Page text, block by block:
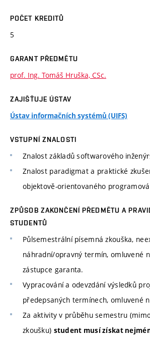
POČET KREDITŮ
5
GARANT PŘEDMĚTU
prof. Ing. Tomáš Hruška, CSc.
ZAJIŠŤUJE ÚSTAV
Ústav informačních systémů (UIFS)
VSTUPNÍ ZNALOSTI
Znalost základů softwarového
Znalost paradigmat a praktické
objektově-orientovaného
ZPŮSOB ZAKONČENÍ PŘEDMĚTU A
STUDENTŮ
Půlsemestrální písemná zkouška,
náhradní/opravný termín, omluvené
zástupce garanta.
Vypracování a odevzdání výsledků
předepsaných termínech, omluvené
Za aktivity v průběhu semestru
zkoušku) student musí získat